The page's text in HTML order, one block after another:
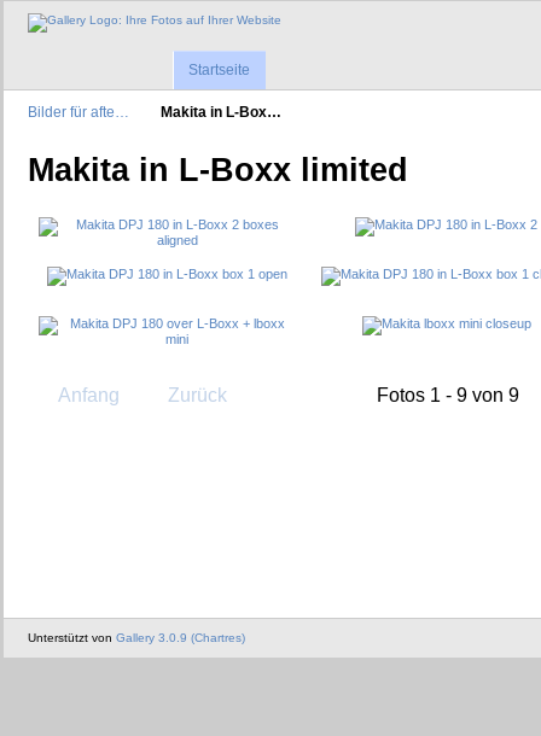
Startseite
Bilder für afte… Makita in L-Box…
Makita in L-Boxx limited
Anfang Zurück Fotos 1 - 9 von 9
Unterstützt von Gallery 3.0.9 (Chartres)